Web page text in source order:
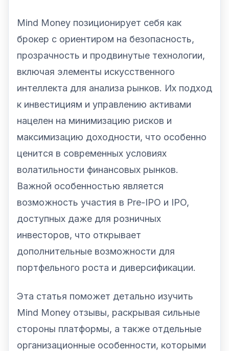
Mind Money позиционирует себя как
брокер с ориентиром на безопасность,
прозрачность и продвинутые технологии,
включая элементы искусственного
интеллекта для анализа рынков. Их подход
к инвестициям и управлению активами
нацелен на минимизацию рисков и
максимизацию доходности, что особенно
ценится в современных условиях
волатильности финансовых рынков.
Важной особенностью является
возможность участия в Pre-IPO и IPO,
доступных даже для розничных
инвесторов, что открывает
дополнительные возможности для
портфельного роста и диверсификации.
Эта статья поможет детально изучить
Mind Money отзывы, раскрывая сильные
стороны платформы, а также отдельные
организационные особенности, которыми